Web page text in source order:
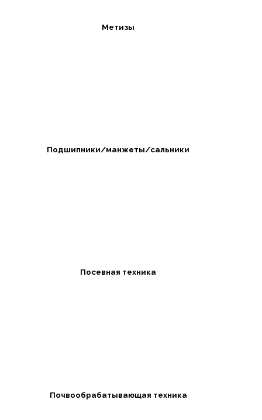
Метизы
Подшипники/манжеты/сальники
Посевная техника
Почвообрабатывающая техника